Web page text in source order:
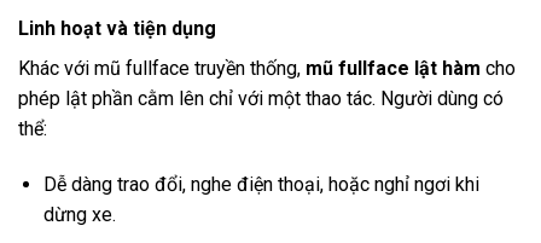
Linh hoạt và tiện dụng
Khác với mũ fullface truyền thống, mũ fullface lật hàm cho
phép lật phần cằm lên chỉ với một thao tác. Người dùng có
thể:
Dễ dàng trao đổi, nghe điện thoại, hoặc nghỉ ngơi khi
dừng xe.